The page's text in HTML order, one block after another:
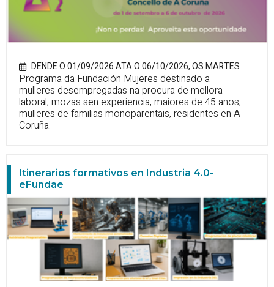
DENDE O 01/09/2026 ATA O 06/10/2026, OS MARTES
Programa da Fundación Mujeres destinado a
mulleres desempregadas na procura de mellora
laboral, mozas sen experiencia, maiores de 45 anos,
mulleres de familias monoparentais, residentes en A
Coruña.
Itinerarios formativos en Industria 4.0-
eFundae